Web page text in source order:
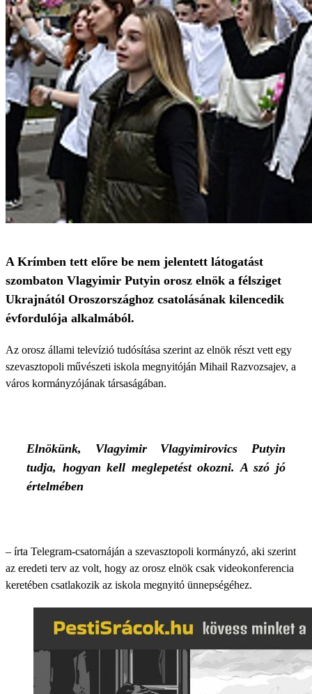
A Krímben tett előre be nem jelentett látogatást
szombaton Vlagyimir Putyin orosz elnök a félsziget
Ukrajnától Oroszországhoz csatolásának kilencedik
évfordulója alkalmából.
Az orosz állami televízió tudósítása szerint az elnök részt vett egy
szevasztopoli művészeti iskola megnyitóján Mihail Razvozsajev, a
város kormányzójának társaságában.
Elnökünk, Vlagyimir Vlagyimirovics Putyin
tudja, hogyan kell meglepetést okozni. A szó jó
értelmében
– írta Telegram-csatornáján a szevasztopoli kormányzó, aki szerint
az eredeti terv az volt, hogy az orosz elnök csak videokonferencia
keretében csatlakozik az iskola megnyitó ünnepségéhez.